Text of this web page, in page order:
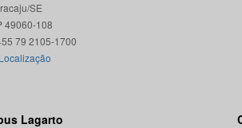
SE
49060-108
Localização
Lagarto